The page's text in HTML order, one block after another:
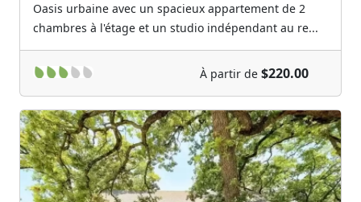
Oasis urbaine avec un spacieux appartement de 2
chambres à l'étage et un studio indépendant au re...
À partir de $220.00